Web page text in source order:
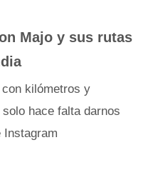
Majo y sus rutas
kilómetros y
hace falta darnos
Instagram